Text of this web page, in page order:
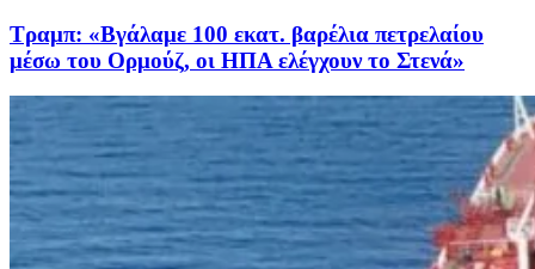
Τραμπ: «Βγάλαμε 100 εκατ. βαρέλια πετρελαίου
μέσω του Ορμούζ, οι ΗΠΑ ελέγχουν το Στενά»